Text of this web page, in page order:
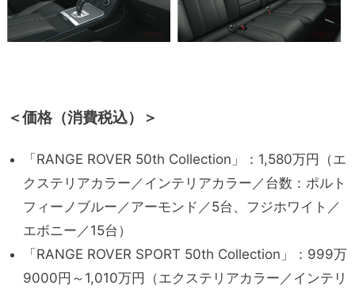
＜価格（消費税込）＞
「RANGE ROVER 50th Collection」：1,580万円（エ
クステリアカラー／インテリアカラー／台数：ポルト
フィーノブルー／アーモンド／5台、フジホワイト／
エボニー／15台）
「RANGE ROVER SPORT 50th Collection」：999万
9000円～1,010万円（エクステリアカラー／インテリ